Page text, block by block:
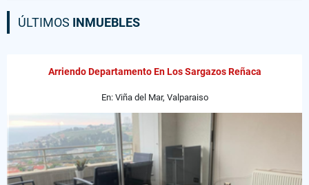
ÚLTIMOS INMUEBLES
Arriendo Departamento En Los Sargazos Reñaca
En: Viña del Mar, Valparaiso